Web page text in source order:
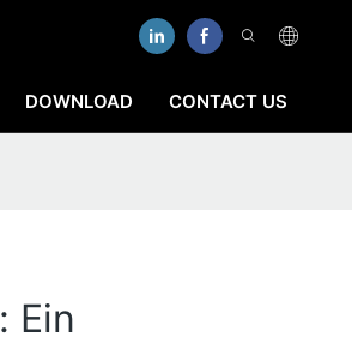
DOWNLOAD CONTACT US
Ein